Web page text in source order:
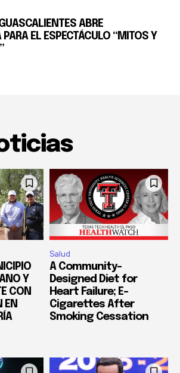
ABRE
EL ESPECTÁCULO “MITOS Y
Y
CON
EN
Salud
A Community-
Designed Diet for
Heart Failure; E-
Cigarettes After
Smoking Cessation